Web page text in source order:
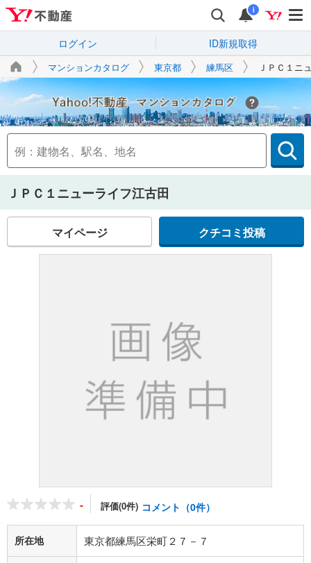
i
ログイン ID新規取得
マンションカタログ 東京都 練馬区 ＪＰＣ１ニ
Yahoo!不動産
ＪＰＣ１ニューライフ江古田
マイページ クチコミ投稿
- 評価(0件) コメント（0件）
所在地 東京都練馬区栄町２７－７